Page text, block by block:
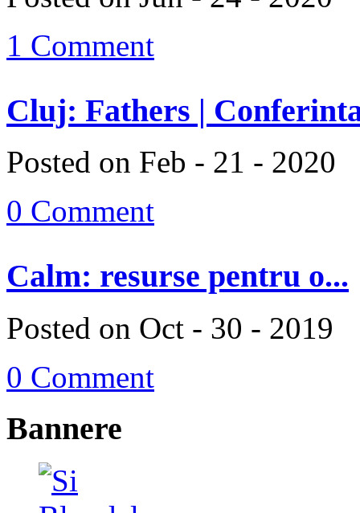
1 Comment
Cluj: Fathers |
Posted on Feb - 21 - 2020
0 Comment
Calm: resurse pentru o...
Posted on Oct - 30 - 2019
0 Comment
Bannere